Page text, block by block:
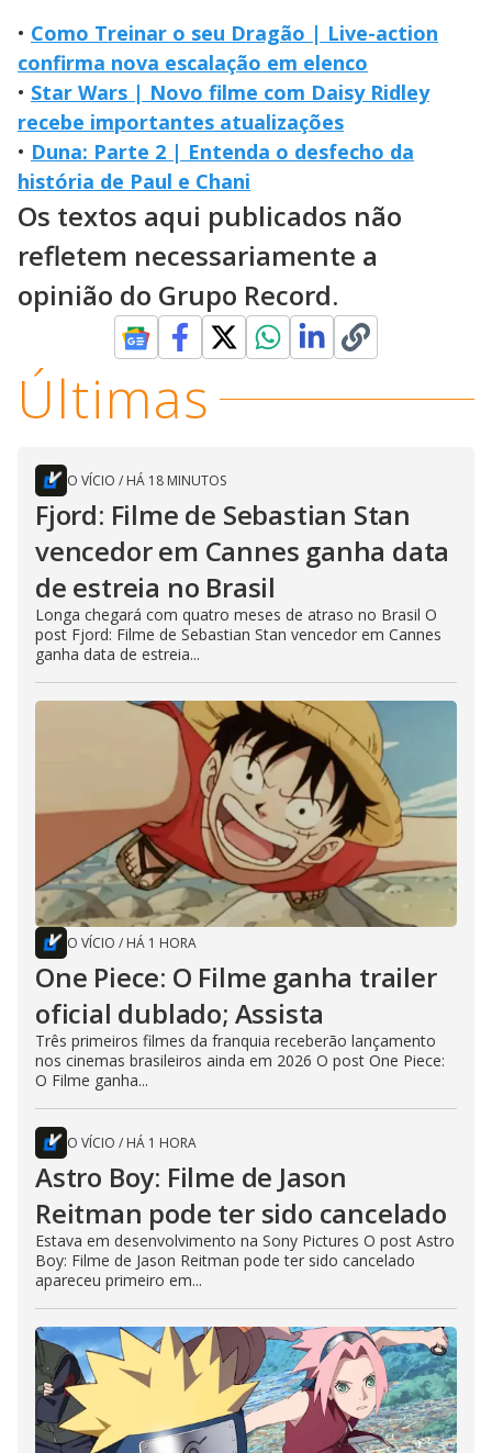
• Como Treinar o seu Dragão | Live-action
confirma nova escalação em elenco
• Star Wars | Novo filme com Daisy Ridley
recebe importantes atualizações
• Duna: Parte 2 | Entenda o desfecho da
história de Paul e Chani
Os textos aqui publicados não
refletem necessariamente a
opinião do Grupo Record.
Últimas
O VÍCIO / HÁ 18 MINUTOS
Fjord: Filme de Sebastian Stan
vencedor em Cannes ganha data
de estreia no Brasil
Longa chegará com quatro meses de atraso no Brasil O
post Fjord: Filme de Sebastian Stan vencedor em Cannes
ganha data de estreia...
O VÍCIO / HÁ 1 HORA
One Piece: O Filme ganha trailer
oficial dublado; Assista
Três primeiros filmes da franquia receberão lançamento
nos cinemas brasileiros ainda em 2026 O post One Piece:
O Filme ganha...
O VÍCIO / HÁ 1 HORA
Astro Boy: Filme de Jason
Reitman pode ter sido cancelado
Estava em desenvolvimento na Sony Pictures O post Astro
Boy: Filme de Jason Reitman pode ter sido cancelado
apareceu primeiro em...